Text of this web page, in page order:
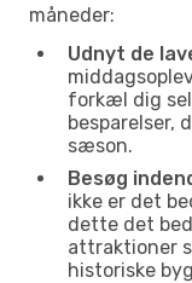
måneder:
Udnyt de
forkæl dig
besparelser,
sæson.
Besøg
ikke er det
dette det
attraktioner
historiske